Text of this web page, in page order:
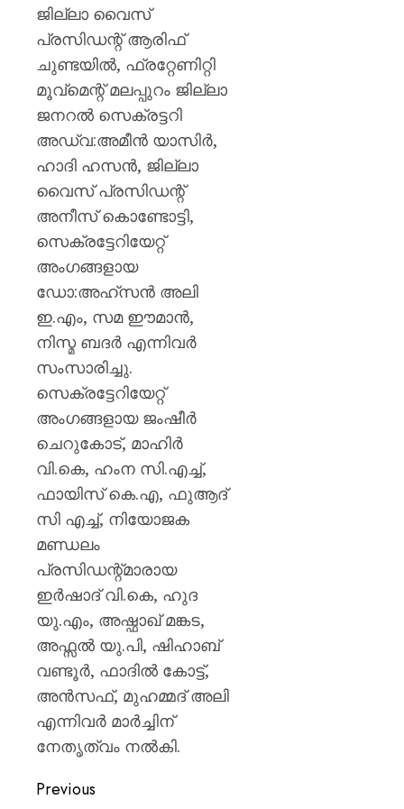
ജില്ലാ വൈസ്
പ്രസിഡന്റ് ആരിഫ്
ചുണ്ടയിൽ, ഫ്രറ്റേണിറ്റി
മൂവ്‌മെന്റ് മലപ്പുറം ജില്ലാ
ജനറൽ സെക്രട്ടറി
അഡ്വ:അമീൻ യാസിർ,
ഹാദി ഹസൻ, ജില്ലാ
വൈസ് പ്രസിഡന്റ്
അനീസ് കൊണ്ടോട്ടി,
സെക്രട്ടേറിയേറ്റ്
അംഗങ്ങളായ
ഡോ:അഹ്സൻ അലി
ഇ.എം, സമ ഈമാൻ,
നിസ്മ ബദർ എന്നിവർ
സംസാരിച്ചു.
സെക്രട്ടേറിയേറ്റ്
അംഗങ്ങളായ ജംഷീർ
ചെറുകോട്, മാഹിർ
വി.കെ, ഹംന സി.എച്ച്,
ഫായിസ് കെ.എ, ഫുആദ്
സി എച്ച്, നിയോജക
മണ്ഡലം
പ്രസിഡന്റ്മാരായ
ഇർഷാദ് വി.കെ, ഹുദ
യു.എം, അഷ്ഫാഖ് മങ്കട,
അഫ്സൽ യു.പി, ഷിഹാബ്
വണ്ടൂർ, ഫാദിൽ കോട്ട്,
അൻസഫ്, മുഹമ്മദ്‌ അലി
എന്നിവർ മാർച്ചിന്
നേതൃത്വം നൽകി.
Previous